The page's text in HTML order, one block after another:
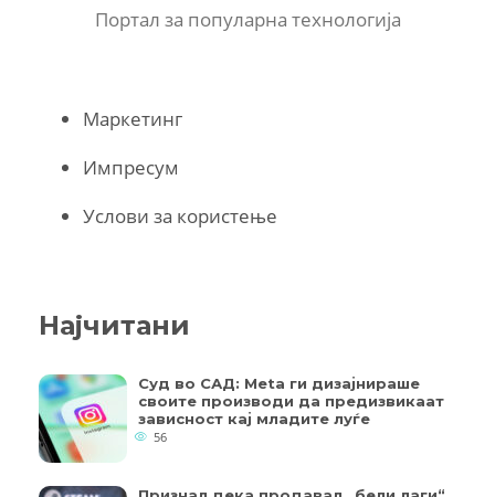
Портал за популарна технологија
Маркетинг
Импресум
Услови за користење
Најчитани
Суд во САД: Meta ги дизајнираше
своите производи да предизвикаат
зависност кај младите луѓе
56